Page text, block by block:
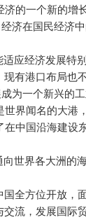
的一个新的增
济在国民经济中
应经济发展特
有港口布局也
为一个新兴的
界闻名的大港
在中国沿海建设
世界各大洲的
全方位开放，
流，发展国际